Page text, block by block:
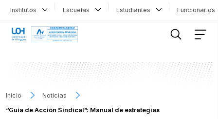
Institutos Escuelas Estudiantes
Inicio
Noticias
“Guía de Acción Sindical”: Manual de estrategias